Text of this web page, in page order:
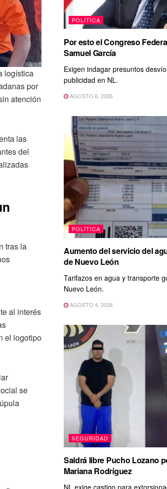
logística
por
atención
las
del
tras la
al interés
el logotipo
se
POLÍTICA
Por esto el Congreso
Samuel García
Exigen indagar presuntos
publicidad en NL.
AGOSTO 6, 2026
POLÍTICA
Aumento del servicio del
de Nuevo León
Tarifazos en agua y transporte
Nuevo León.
AGOSTO 4, 2026
SEGURIDAD
Saldrá libre Pucho Lozano
Mariana Rodríguez